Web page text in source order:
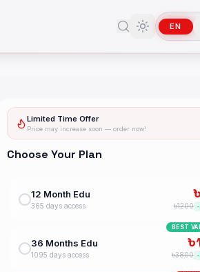
ToggleEN
Limited Time Offer
Price may increase soon — order now!
Choose Your Plan
12 Month Edu
365 days access
৳
৳1200 -
BEST
36 Months Edu
1095 days access
৳
৳3800 -